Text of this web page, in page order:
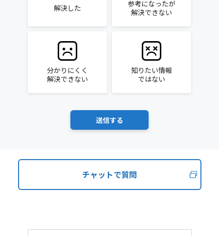
解決した
参考になったが
解決できない
分かりにくく
解決できない
知りたい情報
ではない
チャットで質問